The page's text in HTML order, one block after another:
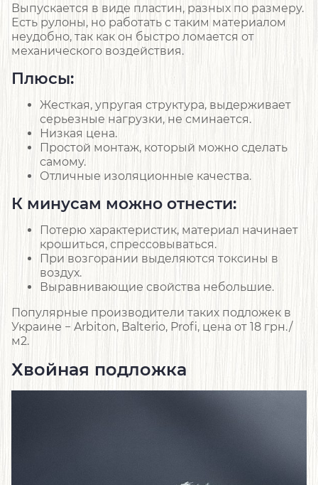
Выпускается в виде пластин, разных по размеру.
Есть рулоны, но работать с таким материалом
неудобно, так как он быстро ломается от
механического воздействия.
Плюсы:
Жесткая, упругая структура, выдерживает
серьезные нагрузки, не сминается.
Низкая цена.
Простой монтаж, который можно сделать
самому.
Отличные изоляционные качества.
К минусам можно отнести:
Потерю характеристик, материал начинает
крошиться, спрессовываться.
При возгорании выделяются токсины в
воздух.
Выравнивающие свойства небольшие.
Популярные производители таких подложек в
Украине − Arbiton, Balterio, Profi, цена от 18 грн./
м2.
Хвойная подложка